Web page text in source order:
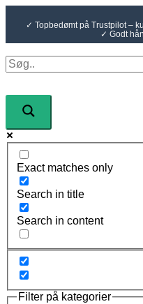
Gå
indholdet
✓ Topbedømt på Trustpilot –
✓ Godt
Exact matches only
Search in title
Search in content
Filter på kategorier